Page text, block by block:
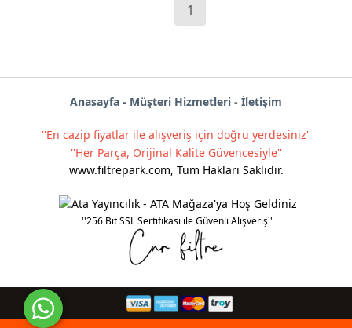
1
Anasayfa - Müşteri Hizmetleri - İletişim
''En cazip fiyatlar ile alışveriş için doğru yerdesiniz''
''Her Parça, Orijinal Kalite Güvencesiyle''
www.filtrepark.com, Tüm Hakları Saklıdır.
''256 Bit SSL Sertifikası ile Güvenli Alışveriş''